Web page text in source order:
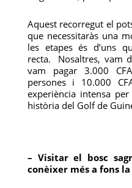
Aquest recorregut el
que necessitaràs una
les etapes és d’uns
recta. Nosaltres, vam
vam pagar 3.000
persones i 10.000
experiència intensa
història del Golf de
– Visitar el bosc
conèixer més a fons